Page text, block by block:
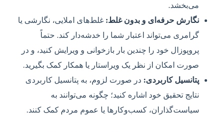
می‌بخشد.
نگارش حرفه‌ای و بدون غلط: غلط‌های املایی، نگارشی یا
گرامری می‌تواند اعتبار شما را خدشه‌دار کند. حتماً
پروپوزال خود را چندین بار بازخوانی و ویرایش کنید، و در
صورت امکان از نظر یک ویراستار یا همکار کمک بگیرید.
پتانسیل کاربردی: در صورت لزوم، به پتانسیل کاربردی
نتایج تحقیق خود اشاره کنید؛ چگونه می‌توانند به
سیاست‌گذاران، کسب‌وکارها یا عموم مردم کمک کنند.